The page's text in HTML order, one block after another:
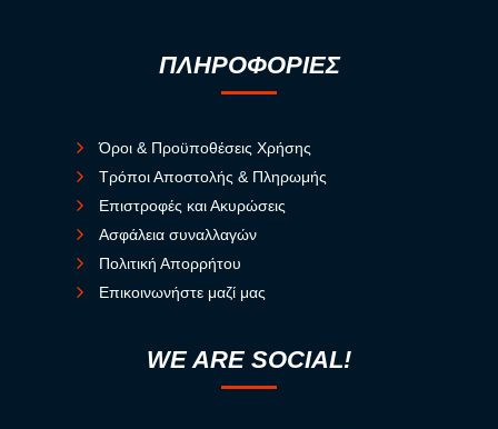
ΠΛΗΡΟΦΟΡΙΕΣ
Όροι & Προϋποθέσεις Χρήσης
Τρόποι Αποστολής & Πληρωμής
Επιστροφές και Ακυρώσεις
Ασφάλεια συναλλαγών
Πολιτική Απορρήτου
Επικοινωνήστε μαζί μας
WE ARE SOCIAL!